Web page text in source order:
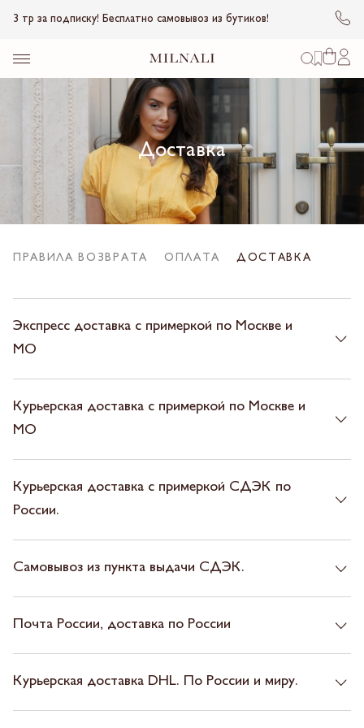
3 тр за подписку! Бесплатно самовывоз из бутиков!
Доставка
ПРАВИЛА ВОЗВРАТА ОПЛАТА ДОСТАВКА
Экспресс доставка с примеркой по Москве и
МО
Курьерская доставка с примеркой по Москве и
МО
Курьерская доставка с примеркой СДЭК по
России.
Самовывоз из пункта выдачи СДЭК.
Почта России, доставка по России
Курьерская доставка DHL. По России и миру.